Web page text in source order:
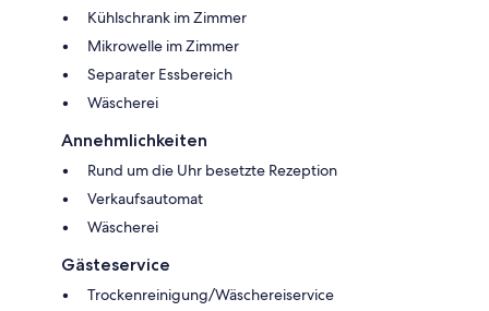
Kühlschrank im Zimmer
Mikrowelle im Zimmer
Separater Essbereich
Wäscherei
Annehmlichkeiten
Rund um die Uhr besetzte Rezeption
Verkaufsautomat
Wäscherei
Gästeservice
Trockenreinigung/Wäschereiservice